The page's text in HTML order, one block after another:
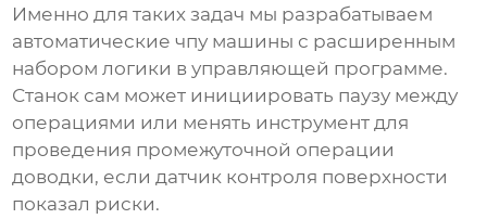
Именно для таких задач мы разрабатываем
автоматические чпу машины с расширенным
набором логики в управляющей программе.
Станок сам может инициировать паузу между
операциями или менять инструмент для
проведения промежуточной операции
доводки, если датчик контроля поверхности
показал риски.